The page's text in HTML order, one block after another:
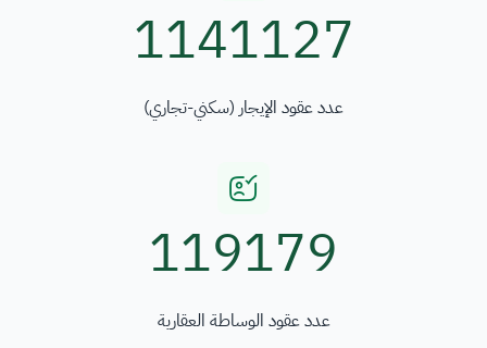
1141127
عدد عقود الإيجار (سكني-تجاري)
119179
عدد عقود الوساطة العقارية